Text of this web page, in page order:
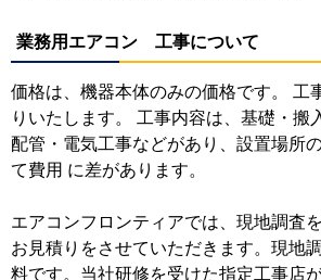
業務用エアコン 工事について
価格は、機器本体のみの価格です。 工
りいたします。 工事内容は、基礎・搬
配管・電気工事などがあり、設置場所
て費用 に差があります。
エアコンフロンティアでは、現地調査
お見積りをさせていただきます。現地
料です。当社研修を受けた指定工事店